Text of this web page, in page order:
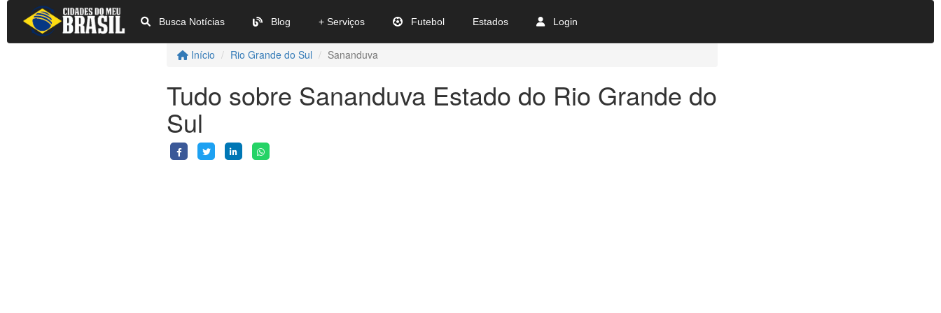
Busca Notícias Blog + Serviços Futebol Estados Login
Início Rio Grande do Sul Sananduva
Tudo sobre Sananduva Estado do Rio Grande do
Sul